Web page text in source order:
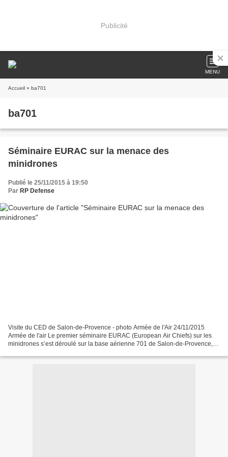
Publicité
MENU
Accueil » ba701
ba701
Séminaire EURAC sur la menace des
minidrones
Publié le 25/11/2015 à 19:50
Par RP Defense
Visite du CED de Salon-de-Provence - photo Armée de l'Air 24/11/2015
Armée de l'air Le premier séminaire EURAC (European Air Chiefs) sur les
minidrones s’est déroulé sur la base aérienne 701 de Salon-de-Provence,